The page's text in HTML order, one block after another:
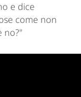
e dice
come non
no?"